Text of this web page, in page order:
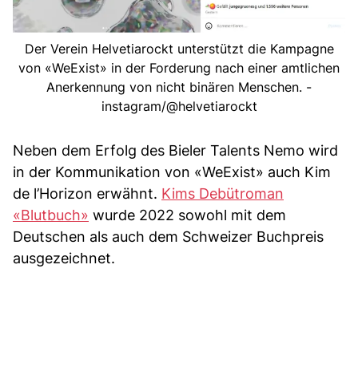
Der Verein Helvetiarockt unterstützt die Kampagne
von «WeExist» in der Forderung nach einer amtlichen
Anerkennung von nicht binären Menschen. -
instagram/@helvetiarockt
Neben dem Erfolg des Bieler Talents Nemo wird
in der Kommunikation von «WeExist» auch Kim
de l’Horizon erwähnt. Kims Debütroman
«Blutbuch» wurde 2022 sowohl mit dem
Deutschen als auch dem Schweizer Buchpreis
ausgezeichnet.